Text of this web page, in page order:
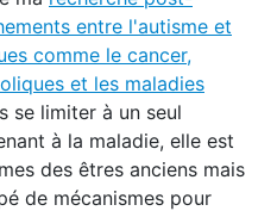
entre l'autisme et
comme le cancer,
et les maladies
se limiter à un seul
à la maladie, elle est
des êtres anciens mais
de mécanismes pour